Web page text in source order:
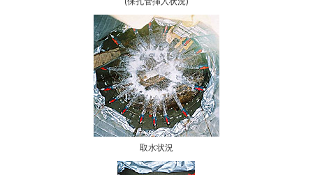
取水状況